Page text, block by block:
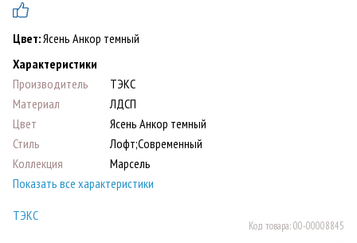
Цвет:Ясень Анкор темный
Характеристики
Производитель
ТЭКС
Материал
ЛДСП
Цвет
Ясень Анкор темный
Стиль
Лофт;Современный
Коллекция
Марсель
Показать все характеристики
ТЭКС
Код товара:00-00008845